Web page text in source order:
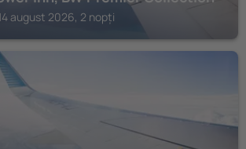
august 2026, 2 nopți